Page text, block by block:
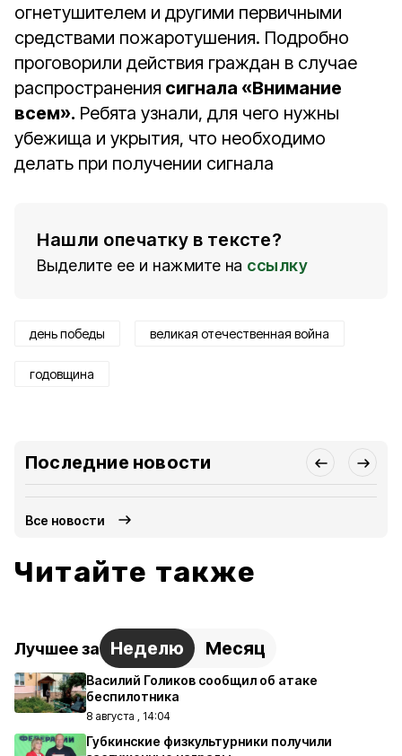
огнетушителем и другими первичными
средствами пожаротушения. Подробно
проговорили действия граждан в случае
распространения сигнала «Внимание
всем». Ребята узнали, для чего нужны
убежища и укрытия, что необходимо
делать при получении сигнала
Нашли опечатку в тексте?
Выделите ее и нажмите на ссылку
день победы великая отечественная война
годовщина
Последние новости
Все новости
Читайте также
Лучшее за Неделю Месяц
Василий Голиков сообщил об атаке
беспилотника
8 августа , 14:04
Губкинские физкультурники получили